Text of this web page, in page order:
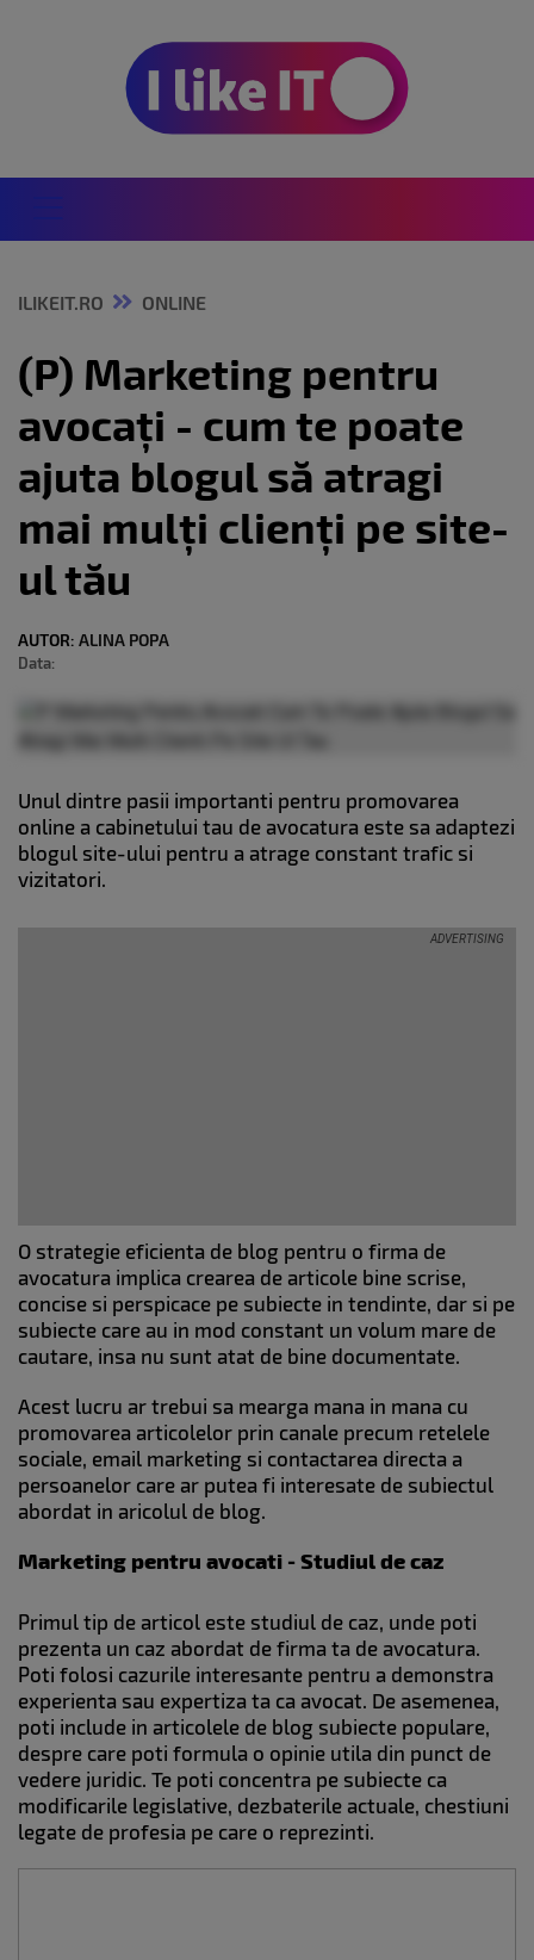
ILIKEIT.RO ONLINE
(P) Marketing pentru
avocați - cum te poate
ajuta blogul să atragi
mai mulți clienți pe site-
ul tău
AUTOR: ALINA POPA
Data:
Unul dintre pasii importanti pentru promovarea
online a cabinetului tau de avocatura este sa adaptezi
blogul site-ului pentru a atrage constant trafic si
vizitatori.
O strategie eficienta de blog pentru o firma de
avocatura implica crearea de articole bine scrise,
concise si perspicace pe subiecte in tendinte, dar si pe
subiecte care au in mod constant un volum mare de
cautare, insa nu sunt atat de bine documentate.
Acest lucru ar trebui sa mearga mana in mana cu
promovarea articolelor prin canale precum retelele
sociale, email marketing si contactarea directa a
persoanelor care ar putea fi interesate de subiectul
abordat in aricolul de blog.
Marketing pentru avocati - Studiul de caz
Primul tip de articol este studiul de caz, unde poti
prezenta un caz abordat de firma ta de avocatura.
Poti folosi cazurile interesante pentru a demonstra
experienta sau expertiza ta ca avocat. De asemenea,
poti include in articolele de blog subiecte populare,
despre care poti formula o opinie utila din punct de
vedere juridic. Te poti concentra pe subiecte ca
modificarile legislative, dezbaterile actuale, chestiuni
legate de profesia pe care o reprezinti.